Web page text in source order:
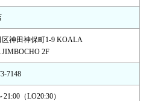
区神田神保町1-9 KOALA
2F
7148
21:00（LO20:30）